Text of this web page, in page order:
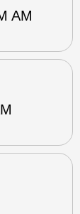
AM